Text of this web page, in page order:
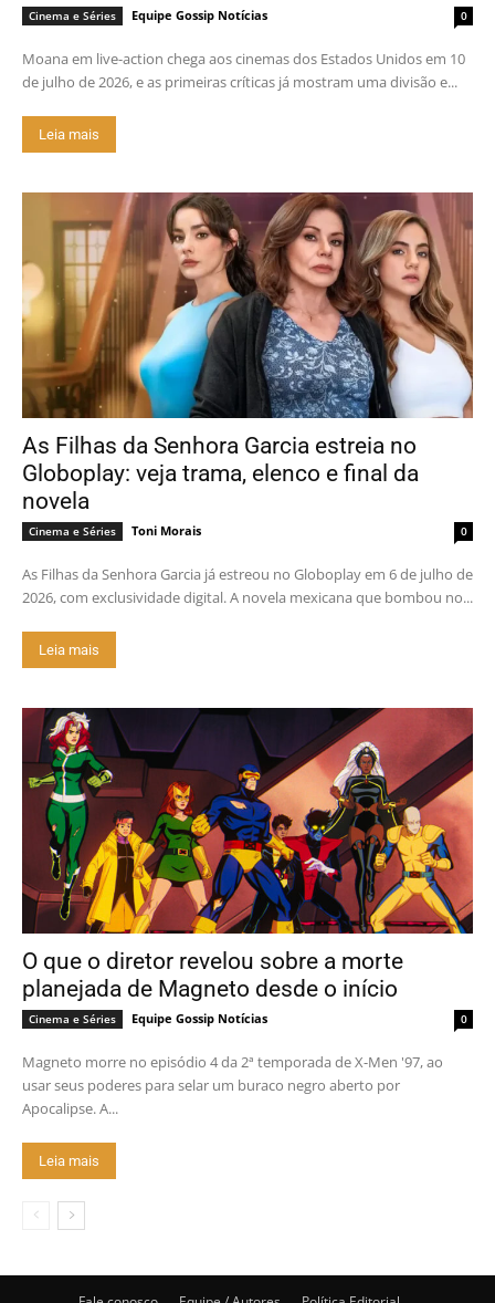
Cinema e Séries Equipe Gossip Notícias 0
Moana em live-action chega aos cinemas dos Estados Unidos em 10
de julho de 2026, e as primeiras críticas já mostram uma divisão e...
Leia mais
As Filhas da Senhora Garcia estreia no
Globoplay: veja trama, elenco e final da
novela
Cinema e Séries Toni Morais 0
As Filhas da Senhora Garcia já estreou no Globoplay em 6 de julho de
2026, com exclusividade digital. A novela mexicana que bombou no...
Leia mais
O que o diretor revelou sobre a morte
planejada de Magneto desde o início
Cinema e Séries Equipe Gossip Notícias 0
Magneto morre no episódio 4 da 2ª temporada de X-Men '97, ao
usar seus poderes para selar um buraco negro aberto por
Apocalipse. A...
Leia mais